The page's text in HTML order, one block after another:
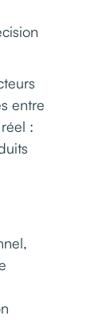
entre
: